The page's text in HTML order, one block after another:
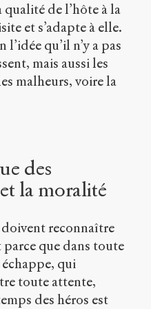
de l’hôte à la
et s’adapte à elle.
qu’il n’y a pas
mais aussi les
malheurs, voire la
des
la moralité
reconnaître
parce que dans toute
qui
toute attente,
des héros est